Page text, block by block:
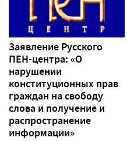
Заявление Русского
ПЕН-центра: «О
нарушении
конституционных прав
граждан на свободу
слова и получение и
распространение
информации»